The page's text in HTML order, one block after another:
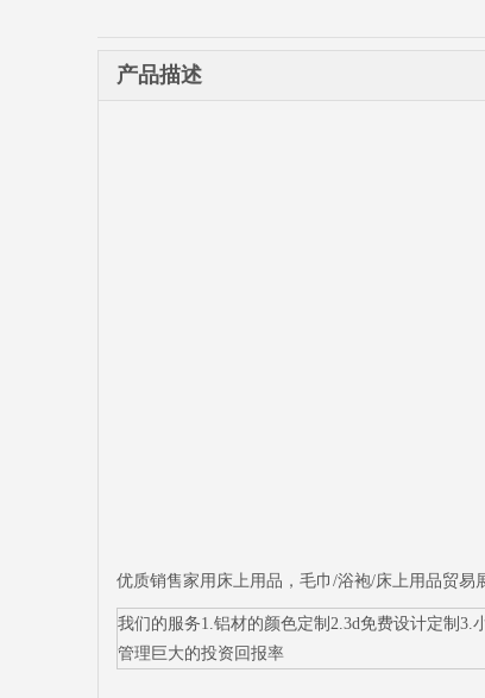
产品描述
优质销售家用床上用品，毛巾/浴袍/床上用品贸易
我们的服务1.铝材的颜色定制2.3d免费设计定制3.
管理巨大的投资回报率